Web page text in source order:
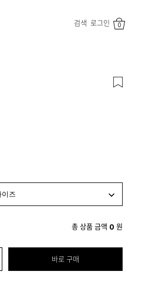
검색 로그인 0
총 상품 금액 0 원
바로 구매